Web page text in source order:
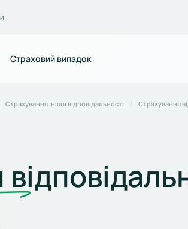
Страховий випадок
Страхування іншої відповідальності Страхування